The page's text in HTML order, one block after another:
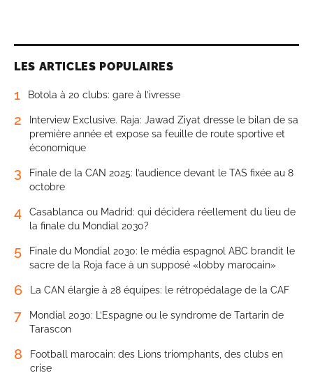
LES ARTICLES POPULAIRES
1 Botola à 20 clubs: gare à l’ivresse
2
Interview Exclusive. Raja: Jawad Ziyat dresse le bilan de sa
première année et expose sa feuille de route sportive et
économique
3
Finale de la CAN 2025: l’audience devant le TAS fixée au 8
octobre
4
Casablanca ou Madrid: qui décidera réellement du lieu de
la finale du Mondial 2030?
5
Finale du Mondial 2030: le média espagnol ABC brandit le
sacre de la Roja face à un supposé «lobby marocain»
6 La CAN élargie à 28 équipes: le rétropédalage de la CAF
7
Mondial 2030: L’Espagne ou le syndrome de Tartarin de
Tarascon
8
Football marocain: des Lions triomphants, des clubs en
crise